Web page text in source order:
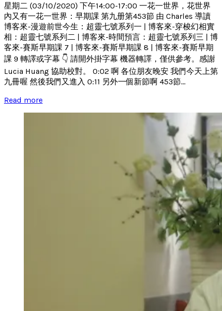
星期二 (03/10/2020) 下午14:00-17:00 一花一世界，花世界
內又有一花一世界：早期課 第九册第453節 由 Charles 導讀
博客來-漫遊前世今生：超靈七號系列一 | 博客來-穿梭幻相實
相：超靈七號系列二 | 博客來-時間預言：超靈七號系列三 | 博
客來-賽斯早期課 7 | 博客來-賽斯早期課 8 | 博客來-賽斯早期
課 9 轉譯或字幕 👇 請開外掛字幕 機器轉譯，僅供參考。感謝
Lucia Huang 協助校對。 0:02 啊 各位朋友晚安 我們今天上第
九冊喔 然後我們又進入 0:11 另外一個新節啊 453節...
Read more